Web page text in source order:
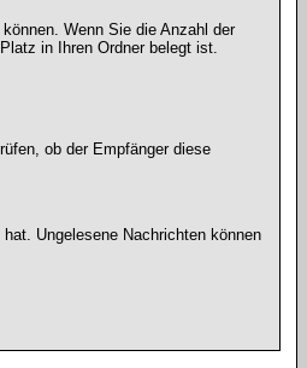
Wenn Sie die Anzahl der
in Ihren Ordner belegt ist.
ob der Empfänger diese
Ungelesene Nachrichten können